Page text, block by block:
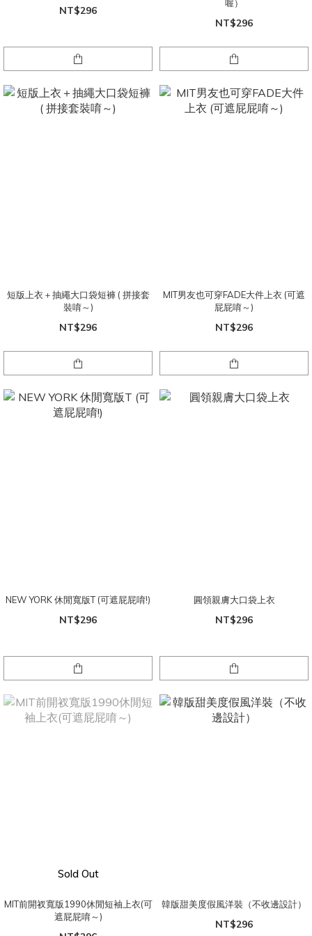
NT$296
喔）
NT$296
短版上衣＋抽繩大口袋短褲 ( 拼接套
裝唷～)
NT$296
MIT男友也可穿FADE大件上衣 (可遮
屁屁唷～)
NT$296
NEW YORK 休閒寬版T (可遮屁屁唷!)
NT$296
圓領親膚大口袋上衣
NT$296
Sold Out
MIT前開衩寬版1990休閒短袖上衣(可
遮屁屁唷～)
韓版甜美度假風洋裝（不收邊設計）
NT$296